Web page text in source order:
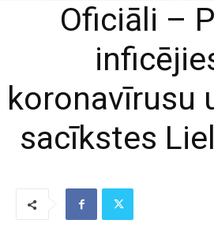
Oficiāli –
koronavīrusu
sacīkstes